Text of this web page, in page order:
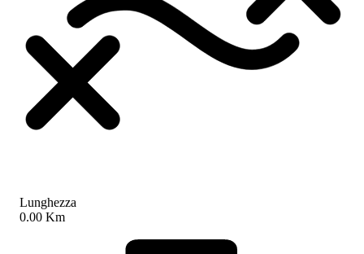
Lunghezza
0.00 Km